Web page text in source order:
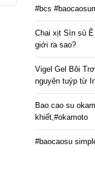
#bcs
Chai xịt Sìn sú
giới ra sao?
Vigel Gel Bôi
nguyên tuýp từ
Bao cao su
khiết,#okamoto
#baocaosu